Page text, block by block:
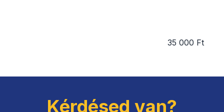
35 000 Ft
Kérdésed van?